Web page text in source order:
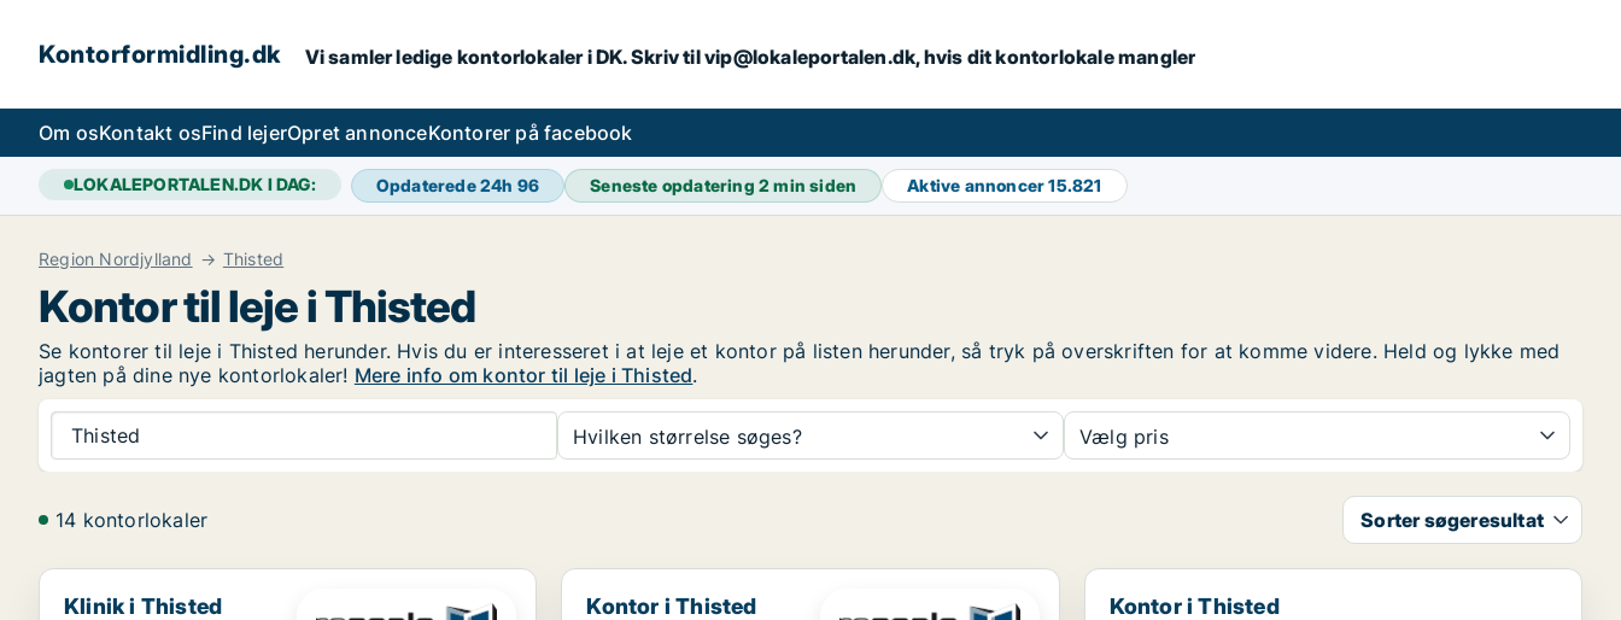
Kontorformidling.dk Vi samler ledige kontorlokaler i DK. Skriv til vip@lokaleportalen.dk, hvis dit kontorlokale mangler
Om osKontakt osFind lejerOpret annonceKontorer på facebook
LOKALEPORTALEN.DK I DAG: Opdaterede 24h 96 Seneste opdatering2 min siden Aktive annoncer15.821
Region Nordjylland Thisted
Kontor til leje i Thisted
Se kontorer til leje i Thisted herunder. Hvis du er interesseret i at leje et kontor på listen herunder, så tryk på overskriften for at komme videre. Held og lykke med
jagten på dine nye kontorlokaler! Mere info om kontor til leje i Thisted.
Thisted Hvilken størrelse søges? Vælg pris
14 kontorlokaler Sorter søgeresultat
Klinik i Thisted
Klinik i Thisted
Kontor i Thisted
Kontor i Thisted
Kontor i Thisted
Kontor i Thisted